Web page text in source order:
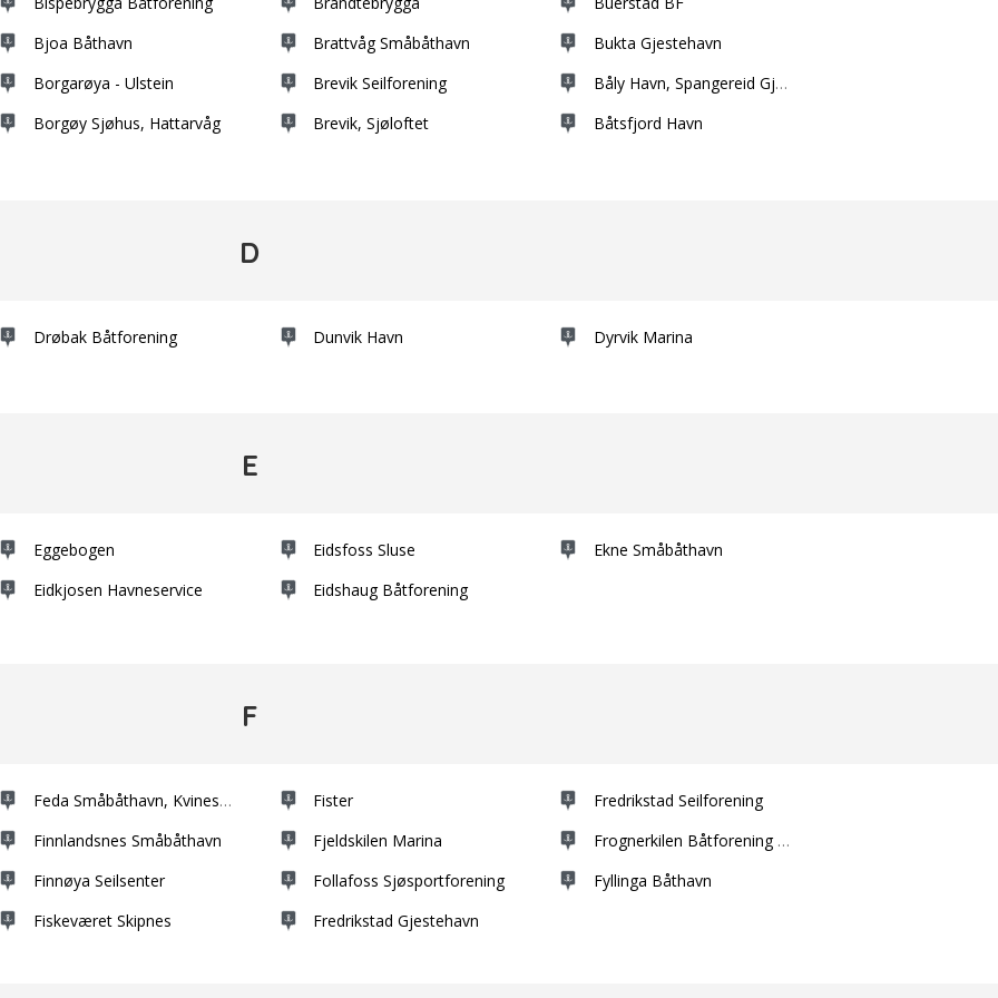
Bjoa Båthavn
Borgarøya - Ulstein
Borgøy Sjøhus, Hattarvåg
Brattvåg Småbåthavn
Brevik Seilforening
Brevik, Sjøloftet
Bukta Gjestehavn
Båly Havn, Spangereid Gjestehavn
Båtsfjord Havn
D
Drøbak Båtforening Dunvik Havn Dyrvik Marina
E
Eggebogen
Eidkjosen Havneservice
Eidsfoss Sluse
Eidshaug Båtforening
Ekne Småbåthavn
F
Feda Småbåthavn, Kvinesdal Småbåtforening
Finnlandsnes Småbåthavn
Finnøya Seilsenter
Fiskeværet Skipnes
Fister
Fjeldskilen Marina
Follafoss Sjøsportforening
Fredrikstad Gjestehavn
Fredrikstad Seilforening
Frognerkilen Båtforening av 1860
Fyllinga Båthavn